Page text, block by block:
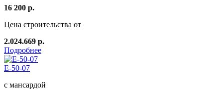
16 200 р.
Цена строительства от
2.024.669 р.
Подробнее
E-50-07
с мансардой